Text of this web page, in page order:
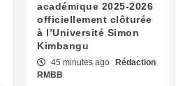
académique 2025-2026
officiellement clôturée
à l’Université Simon
Kimbangu
45 minutes ago
Rédaction
RMBB